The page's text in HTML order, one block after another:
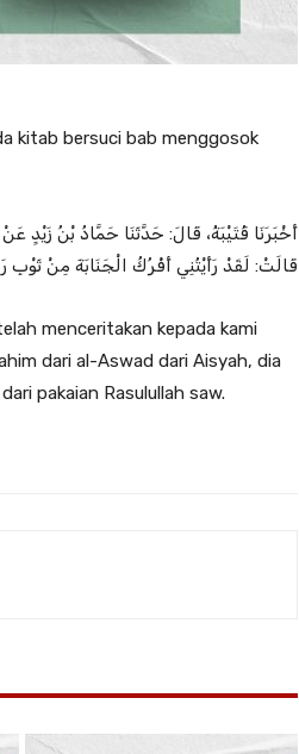
kitab bersuci bab menggosok
أَخْبَرَنَا ‌قُتَيْبَةُ، قَالَ: حَدَّثَنَا ‌حَمَّادُ بْنُ
قَالَتْ: لَقَدْ رَأَيْتُنِي أَفْرُكُ الْجَنَابَةَ مِنْ ثَوْبِ
menceritakan kepada kami
dari al-Aswad dari Aisyah, dia
pakaian Rasulullah saw.